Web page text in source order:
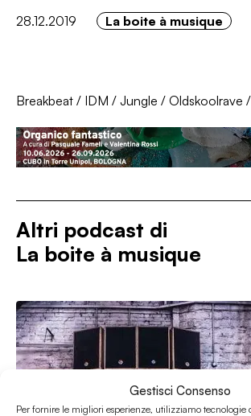
Gestisci Consenso
Per fornire le migliori esperienze, utilizziamo tecnologie
28.12.2019 La boite à musique
Breakbeat / IDM / Jungle / Oldskoolrave /
Altri podcast di
La boite à musique